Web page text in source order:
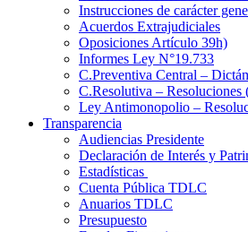
Instrucciones de carácter
Acuerdos Extrajudiciales
Oposiciones Artículo 39h)
Informes Ley N°19.733
C.Preventiva Central –
C.Resolutiva – Resoluciones
Ley Antimonopolio –
Transparencia
Audiencias Presidente
Declaración de Interés y
Estadísticas
Cuenta Pública TDLC
Anuarios TDLC
Presupuesto